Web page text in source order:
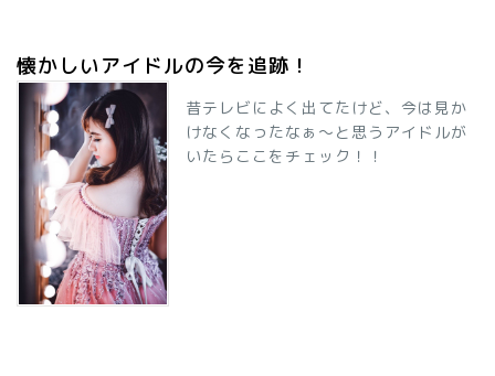
懐かしいアイドルの今を追跡！
昔テレビによく出てたけど、今は見か
けなくなったなぁ～と思うアイドルが
いたらここをチェック！！